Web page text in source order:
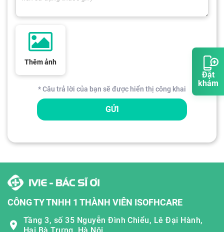
Đặt
khám
Thêm ảnh
* Câu trả lời của bạn sẽ được hiển thị công khai
GỬI
CÔNG TY TNHH 1 THÀNH VIÊN ISOFHCARE
Tầng 3, số 35 Nguyễn Đình Chiểu, Lê Đại Hành,
Hai Bà Trưng, Hà Nội